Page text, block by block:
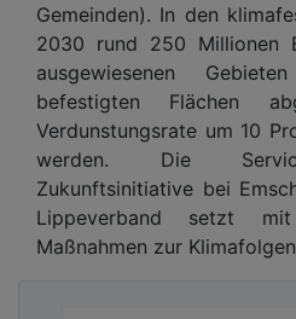
Gemeinden). In den
2030 rund 250 Millionen
ausgewiesenen
befestigten Flächen
Verdunstungsrate um 10
werden. Die
Zukunftsinitiative bei
Lippeverband setzt
Maßnahmen zur